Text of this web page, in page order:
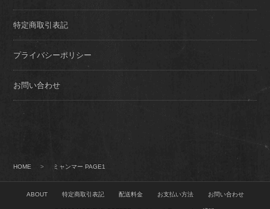
特定商取引表記
プライバシーポリシー
お問い合わせ
HOME > ミャンマー PAGE1
ABOUT 特定商取引表記 配送料金 お支払い方法 お問い合わせ